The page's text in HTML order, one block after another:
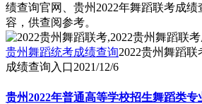
绩查询官网、贵州2022年舞蹈联考成
容，供查阅参考。
贵州舞蹈统考成绩查询2022贵州舞蹈
成绩查询入口2021/12/6
贵州2022年普通高等学校招生舞蹈类专